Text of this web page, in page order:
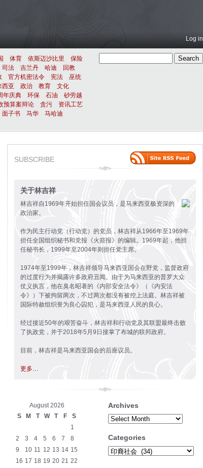
Log in
体育 依斯迈沙比里
保险
司法 吉兰丹 哈迪
回教
官方机密法令 宪法
巫统
西亚 政治 教育
文化
年庆典 环保 石油
砂劳越
预算案辩论 贪污
资讯工艺
面子书 马华
马哈迪
SUBSCRIBE
关于林吉祥
林吉祥自1969年开始担任国会议员，是马来西亚极资深的
政治家。
作为民主行动党（行动党）的党员，林吉祥从1966年至1969年
担任全国组织秘书和党报《火箭报》的编辑。1969年起，他担
任秘书长，1999年至2004年则担任党主席。
1974年至1999年，林吉祥领导马来西亚国会在野党，监督政府
的过度行为并揭露许多政府丑闻。由于为马来西亚的普罗大众
仗义执言，他在臭名昭著的《内部安全法令》（《内安法
令》）下被拘留两次，不过两次都没有被控上法庭。林吉祥被
国际特赦组织誉为良心囚犯，是马来西亚人民的良心。
经过接近50年的艰苦奋斗，林吉祥和行动党及其联盟最终击败
了执政党，并于2018年5月9日接掌了布城的联邦政府。
目前，林吉祥是马来西亚国会的后座议员。
更多…
August 2026
S
M T W T F
S
1
2
3 4 5 6 7
8
9
10 11 12 13 14 15
16 17 18 19 20 21 22
Archives
Archives
Categories
Categories